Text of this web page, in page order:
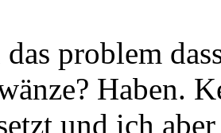
problem
Haben.
und ich